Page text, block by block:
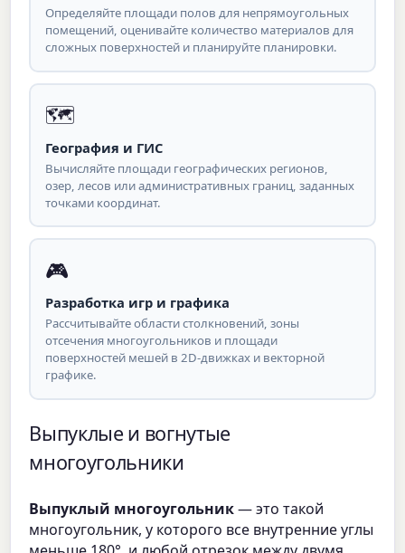
Определяйте площади полов для непрямоугольных
помещений, оценивайте количество материалов для
сложных поверхностей и планируйте планировки.
🗺
География и ГИС
Вычисляйте площади географических регионов,
озер, лесов или административных границ, заданных
точками координат.
🎮
Разработка игр и графика
Рассчитывайте области столкновений, зоны
отсечения многоугольников и площади
поверхностей мешей в 2D-движках и векторной
графике.
Выпуклые и вогнутые
многоугольники
Выпуклый многоугольник— это такой
многоугольник, у которого все внутренние углы